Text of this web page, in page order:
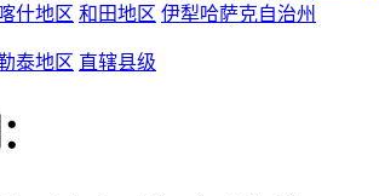
喀什地区 和田地区 伊犁哈萨克自治州
泰地区 直辖县级